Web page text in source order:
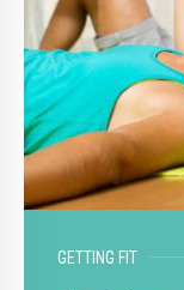
GETTING FIT